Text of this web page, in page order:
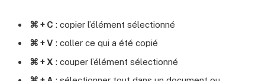
⌘ + C : copier l’élément sélectionné
⌘ + V : coller ce qui a été copié
⌘ + X : couper l’élément sélectionné